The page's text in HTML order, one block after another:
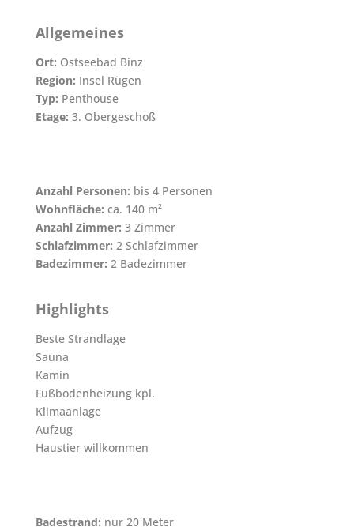
Allgemeines
Ort: Ostseebad Binz
Region: Insel Rügen
Typ: Penthouse
Etage: 3. Obergeschoß
Anzahl Personen: bis 4 Personen
Wohnfläche: ca. 140 m²
Anzahl Zimmer: 3 Zimmer
Schlafzimmer: 2 Schlafzimmer
Badezimmer: 2 Badezimmer
Highlights
Beste Strandlage
Sauna
Kamin
Fußbodenheizung kpl.
Klimaanlage
Aufzug
Haustier willkommen
Badestrand: nur 20 Meter